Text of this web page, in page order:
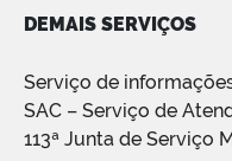
DEMAIS SERVIÇOS
Serviço de
SAC – Serviço de
113ª Junta de Serviço